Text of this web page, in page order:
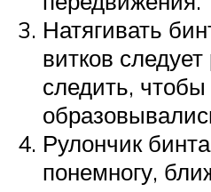
Натягивать
витков
следить,
Рулончик
понемногу,